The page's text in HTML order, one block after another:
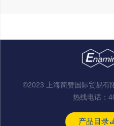
©2023 上海简赞国际贸易有
热线电话：
产品目录